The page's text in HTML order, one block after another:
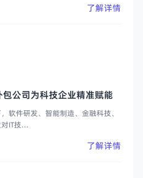
了解详情
公司为科技企业精准赋能
软件研发、智能制造、金融科技、
IT技...
了解详情